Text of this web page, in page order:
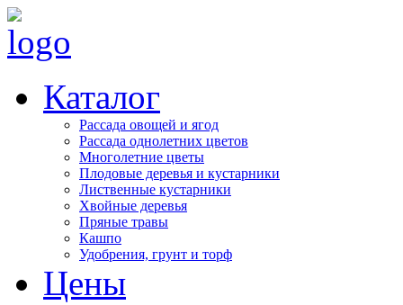
Каталог
Рассада овощей и ягод
Рассада однолетних цветов
Многолетние цветы
Плодовые деревья и кустарники
Лиственные кустарники
Хвойные деревья
Пряные травы
Кашпо
Удобрения, грунт и торф
Цены